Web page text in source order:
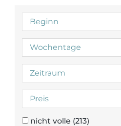
Beginn
Wochentage
Zeitraum
Preis
nicht volle (213)